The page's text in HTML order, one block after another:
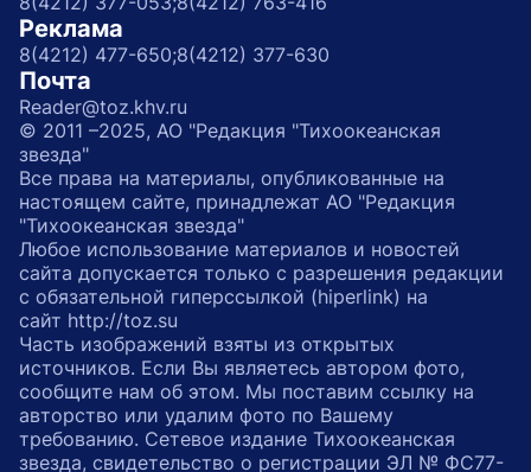
Реклама
8(4212) 477-650;8(4212) 377-630
Почта
Reader@toz.khv.ru
© 2011 –2025, АО "Редакция "Тихоокеанская
звезда"
Все права на материалы, опубликованные на
настоящем сайте, принадлежат АО "Редакция
"Тихоокеанская звезда"
Любое использование материалов и новостей
сайта допускается только с разрешения редакции
с обязательной гиперссылкой (hiperlink) на
сайт http://toz.su
Часть изображений взяты из открытых
источников. Если Вы являетесь автором фото,
сообщите нам об этом. Мы поставим ссылку на
авторство или удалим фото по Вашему
требованию. Сетевое издание Тихоокеанская
звезда, свидетельство о регистрации ЭЛ № ФС77-